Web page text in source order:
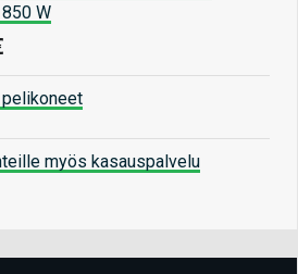
W
myös kasauspalvelu